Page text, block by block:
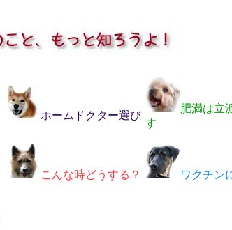
ホームドクター選び
肥満は立
す
こんな時どうする？ ワクチン